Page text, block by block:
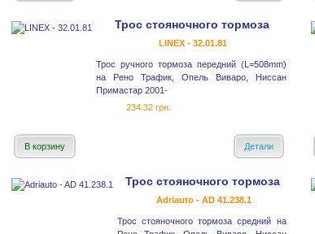
Трос стояночного тормоза
LINEX - 32.01.81
Трос ручного тормоза передний (L=508mm)
на Рено Трафик, Опель Виваро, Ниссан
Примастар 2001-
234.32 грн.
В корзину Детали
Трос стояночного тормоза
Adriauto - AD 41.238.1
Трос стояночного тормоза средний на